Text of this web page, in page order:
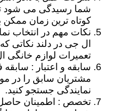
شما رسیدگی می شود
کوتاه ترین زمان ممکن
نکات مهم در انتخاب
ال جی در دلند نکاتی که
تعمیرات لوازم خانگی
سابقه و اعتبار :
مشتریان سابق را در
نمایندگی جستجو کنید.
تخصص : اطمینان حاصل